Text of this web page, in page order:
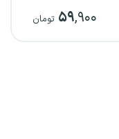
۵۹,۹۰۰ تومان